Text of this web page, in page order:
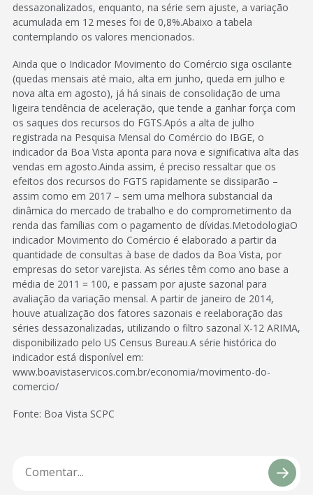
dessazonalizados, enquanto, na série sem ajuste, a variação
acumulada em 12 meses foi de 0,8%.Abaixo a tabela
contemplando os valores mencionados.
Ainda que o Indicador Movimento do Comércio siga oscilante
(quedas mensais até maio, alta em junho, queda em julho e
nova alta em agosto), já há sinais de consolidação de uma
ligeira tendência de aceleração, que tende a ganhar força com
os saques dos recursos do FGTS.Após a alta de julho
registrada na Pesquisa Mensal do Comércio do IBGE, o
indicador da Boa Vista aponta para nova e significativa alta das
vendas em agosto.Ainda assim, é preciso ressaltar que os
efeitos dos recursos do FGTS rapidamente se dissiparão –
assim como em 2017 – sem uma melhora substancial da
dinâmica do mercado de trabalho e do comprometimento da
renda das famílias com o pagamento de dívidas.MetodologiaO
indicador Movimento do Comércio é elaborado a partir da
quantidade de consultas à base de dados da Boa Vista, por
empresas do setor varejista. As séries têm como ano base a
média de 2011 = 100, e passam por ajuste sazonal para
avaliação da variação mensal. A partir de janeiro de 2014,
houve atualização dos fatores sazonais e reelaboração das
séries dessazonalizadas, utilizando o filtro sazonal X-12 ARIMA,
disponibilizado pelo US Census Bureau.A série histórica do
indicador está disponível em:
www.boavistaservicos.com.br/economia/movimento-do-
comercio/
Fonte: Boa Vista SCPC